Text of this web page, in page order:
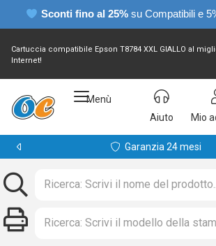
Sconti fino al 25% su Compatibili e
Cartuccia compatibile Epson T8784 XXL GIALLO al
Internet!
Menù
Aiuto
Mio
Garanzia 24 mesi